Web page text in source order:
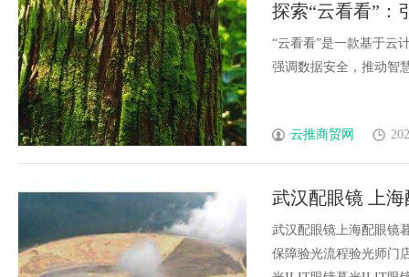
探索“云看看”：
“云看看”是一款基于云
强调数据安全，推动智
云推商贸网
武汉配眼镜 上
武汉配眼镜上海配眼镜
保障验光流程验光师门